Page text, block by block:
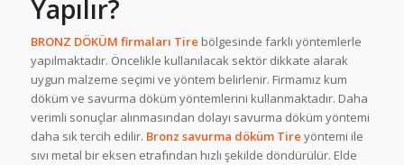
Yapılır?
BRONZ DÖKÜM firmaları Tire bölgesinde farklı yöntemlerle
yapılmaktadır. Öncelikle kullanılacak sektör dikkate alarak
uygun malzeme seçimi ve yöntem belirlenir. Firmamız kum
döküm ve savurma döküm yöntemlerini kullanmaktadır. Daha
verimli sonuçlar alınmasından dolayı savurma döküm yöntemi
daha sık tercih edilir. Bronz savurma döküm Tire yöntemi ile
sıvı metal bir eksen etrafından hızlı şekilde döndürülür. Elde